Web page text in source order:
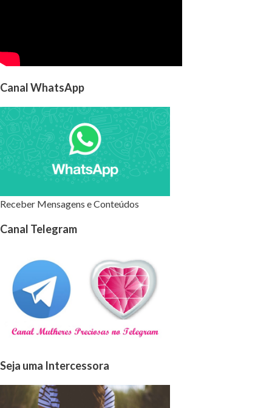
Canal WhatsApp
Receber Mensagens e Conteúdos
Canal Telegram
Seja uma Intercessora